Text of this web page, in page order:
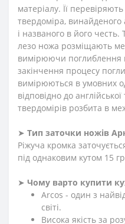
матеріалу. Її
твердоміра,
і названого в його
лезо ножа розміщають
вимірюючи поглиблення
закінчення процесу
вимірюються в умовних
відповідно до
твердомірів розбита в
➤ Тип заточки ножів
Ріжуча кромка
під однаковим кутом 15
➤ Чому варто купити
Arcos - один з
світі.
Висока якість за